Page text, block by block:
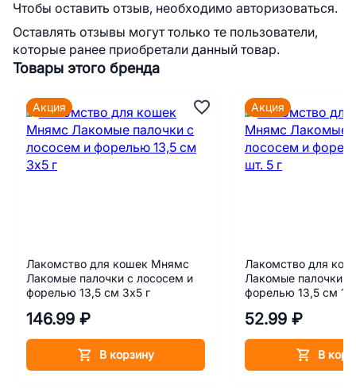
Товары этого бренда
Лакомство для кошек Мнямс
Лакомые палочки с лососем и
форелью 13,5 см 3х5 г
146.99 ₽
В корзину
Акция
Лакомство для
Лакомые палочки с
форелью 13,5 см 1
52.99 ₽
В
Акция
Чтобы оставить отзыв, необходимо авторизоваться.
Оставлять отзывы могут только те пользователи,
которые ранее приобретали данный товар.